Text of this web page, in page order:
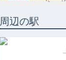
周辺の駅